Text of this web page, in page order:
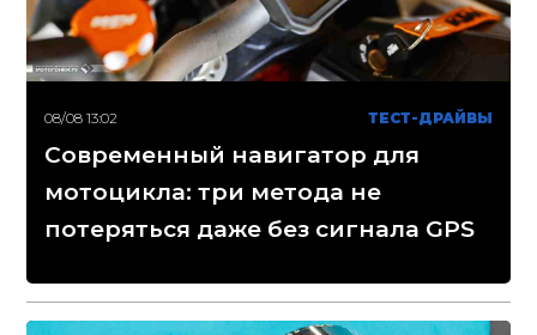
08/08 13:02 ТЕСТ-ДРАЙВЫ
Современный навигатор для
мотоцикла: три метода не
потеряться даже без сигнала GPS